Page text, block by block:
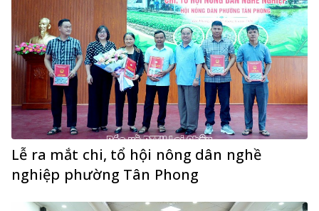
Lễ ra mắt chi, tổ hội nông dân nghề
nghiệp phường Tân Phong